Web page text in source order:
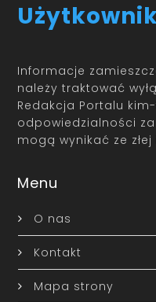
Informacje
należy traktować
Redakcja Portalu
odpowiedzialności
mogą wynikać ze
Menu
O nas
Kontakt
Mapa strony